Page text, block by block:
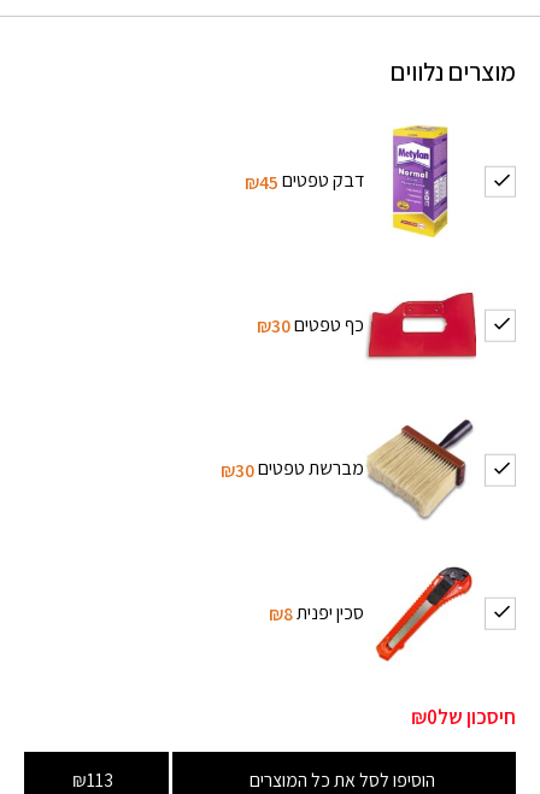
מוצרים נלווים
דבק טפטים₪45
כף טפטים₪30
מברשת טפטים₪30
סכין יפנית₪8
חיסכון של₪0
הוסיפו לסל את כל המוצרים ₪113